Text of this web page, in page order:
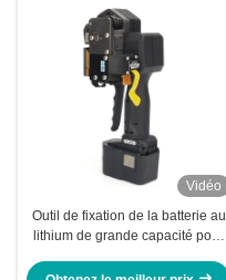
Vidéo
Outil de fixation de la batterie au
lithium de grande capacité pour